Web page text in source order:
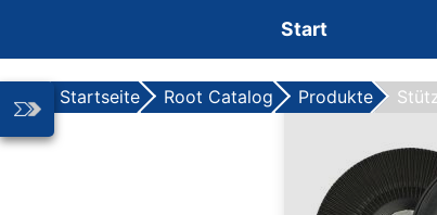
Start
Startseite Root Catalog Produkte